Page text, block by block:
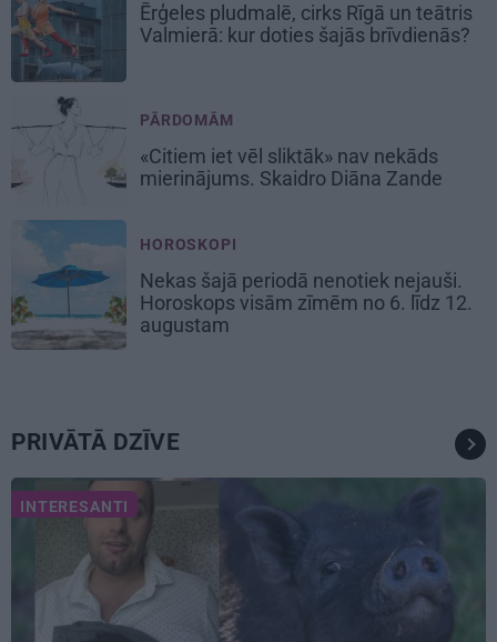
Ērģeles pludmalē, cirks Rīgā un teātris
Valmierā: kur doties šajās brīvdienās?
PĀRDOMĀM
«Citiem iet vēl sliktāk» nav nekāds
mierinājums. Skaidro Diāna Zande
HOROSKOPI
Nekas šajā periodā nenotiek nejauši.
Horoskops visām zīmēm no 6. līdz 12.
augustam
PRIVĀTĀ DZĪVE
INTERESANTI